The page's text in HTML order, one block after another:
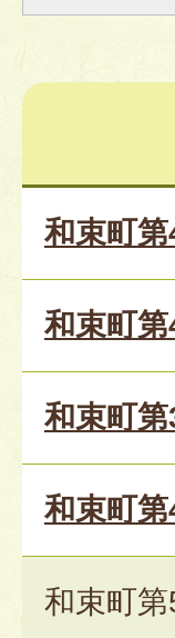
和束町
和束町
和束町
和束町
和束町